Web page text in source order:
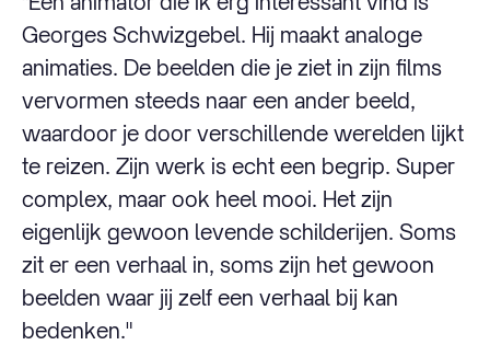
Georges Schwizgebel. Hij maakt analoge
animaties. De beelden die je ziet in zijn films
vervormen steeds naar een ander beeld,
waardoor je door verschillende werelden lijkt
te reizen. Zijn werk is echt een begrip. Super
complex, maar ook heel mooi. Het zijn
eigenlijk gewoon levende schilderijen. Soms
zit er een verhaal in, soms zijn het gewoon
beelden waar jij zelf een verhaal bij kan
bedenken."